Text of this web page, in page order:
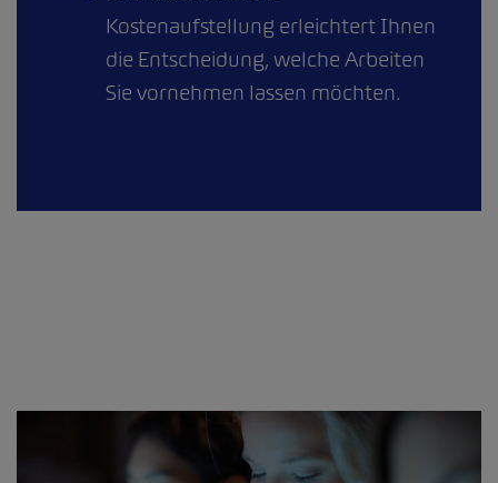
Kostenaufstellung erleichtert Ihnen
die Entscheidung, welche Arbeiten
Sie vornehmen lassen möchten.